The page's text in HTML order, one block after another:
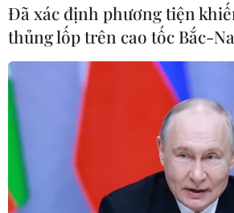
Đã xác định phương tiện
thủng lốp trên cao tốc Bắc-